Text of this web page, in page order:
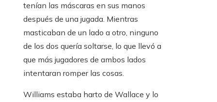
tenían las máscaras en sus manos
después de una jugada. Mientras
masticaban de un lado a otro, ninguno
de los dos quería soltarse, lo que llevó a
que más jugadores de ambos lados
intentaran romper las cosas.
Williams estaba harto de Wallace y lo